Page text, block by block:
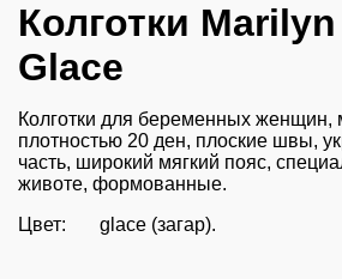
Колготки
Glace
Колготки для беременных женщин,
плотностью 20 ден, плоские швы,
часть, широкий мягкий пояс,
животе, формованные.
Цвет: glace (загар).